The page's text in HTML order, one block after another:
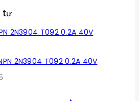
tự
2N3904 T092 0.2A 40V